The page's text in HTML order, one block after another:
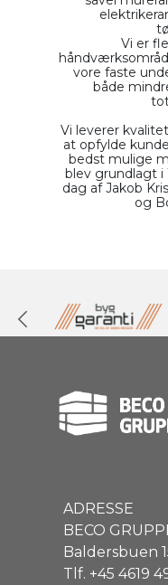
Vi er
vore faste
både
Vi leverer
at opfylde
bedst mulige
blev grundlagt i
dag af Jakob
og
Previous
ADRESSE
BECO
Baldersbuen
Tlf. +45 4619